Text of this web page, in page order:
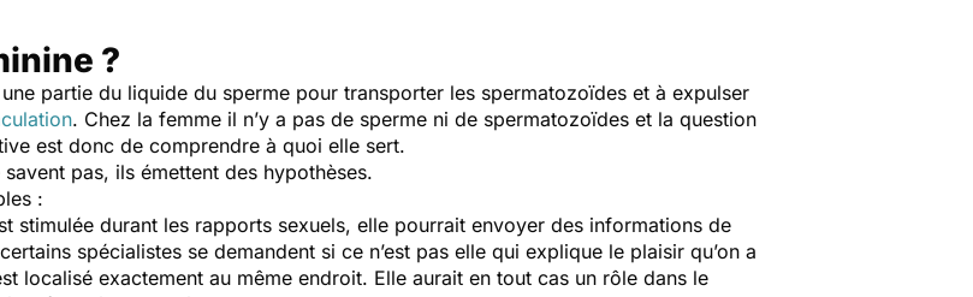
?
partie du liquide du sperme pour transporter les spermatozoïdes et à expulser
. Chez la femme il n’y a pas de sperme ni de spermatozoïdes et la question
est donc de comprendre à quoi elle sert.
pas, ils émettent des hypothèses.
:
stimulée durant les rapports sexuels, elle pourrait envoyer des informations de
spécialistes se demandent si ce n’est pas elle qui explique le plaisir qu’on a
localisé exactement au même endroit. Elle aurait en tout cas un rôle dans le